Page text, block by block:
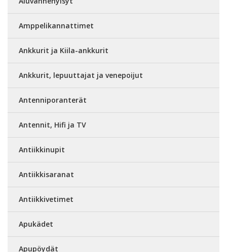
Amppelikannattimet
Ankkurit ja Kiila-ankkurit
Ankkurit, lepuuttajat ja venepoijut
Antenniporanterät
Antennit, Hifi ja TV
Antiikkinupit
Antiikkisaranat
Antiikkivetimet
Apukädet
Apupöydät